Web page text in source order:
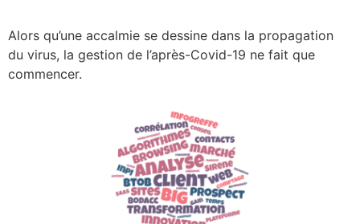
Alors qu’une accalmie se dessine dans la propagation
du virus, la gestion de l’après-Covid-19 ne fait que
commencer.